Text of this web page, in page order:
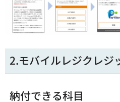
2.モバイルレジクレジ
納付できる科目